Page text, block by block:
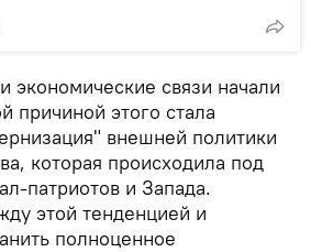
экономические связи начали
причиной этого стала
внешней политики
которая происходила под
патриотов и Запада.
этой тенденцией и
полноценное